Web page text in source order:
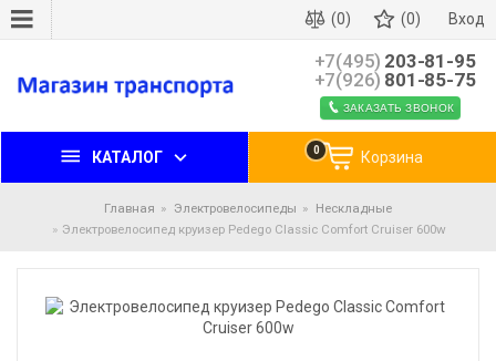
Вход
(0) (0)
+7(495) 203-81-95
+7(926) 801-85-75
ЗАКАЗАТЬ ЗВОНОК
КАТАЛОГ Корзина
0
Главная Электровелосипеды
Нескладные
Электровелосипед круизер Pedego Classic Comfort Cruiser 600w